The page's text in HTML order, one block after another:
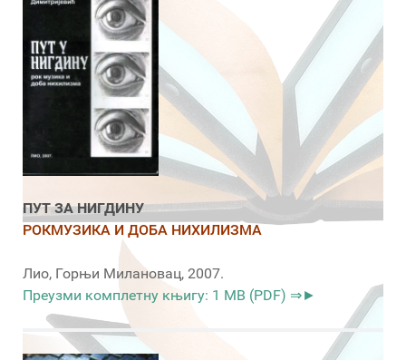
ПУТ ЗА НИГДИНУ
РОКМУЗИКА И ДОБА НИХИЛИЗМА
Лио, Горњи Милановац, 2007.
Преузми комплетну књигу: 1 MB (PDF) ⇒►